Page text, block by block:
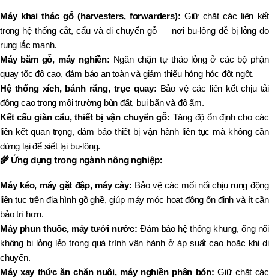
Máy khai thác gỗ (harvesters, forwarders): Giữ chặt các liên kết
trong hệ thống cắt, cẩu và di chuyển gỗ — nơi bu-lông dễ bị lỏng do
rung lắc mạnh.
Máy băm gỗ, máy nghiền: Ngăn chặn tự tháo lỏng ở các bộ phận
quay tốc độ cao, đảm bảo an toàn và giảm thiểu hỏng hóc đột ngột.
Hệ thống xích, bánh răng, trục quay: Bảo vệ các liên kết chịu tải
động cao trong môi trường bùn đất, bụi bẩn và độ ẩm.
Kết cấu giàn cẩu, thiết bị vận chuyển gỗ: Tăng độ ổn định cho các
liên kết quan trọng, đảm bảo thiết bị vận hành liên tục mà không cần
dừng lại để siết lại bu-lông.
🌾 Ứng dụng trong ngành nông nghiệp:
Máy kéo, máy gặt đập, máy cày: Bảo vệ các mối nối chịu rung động
liên tục trên địa hình gồ ghề, giúp máy móc hoạt động ổn định và ít cần
bảo trì hơn.
Máy phun thuốc, máy tưới nước: Đảm bảo hệ thống khung, ống nối
không bị lỏng lẻo trong quá trình vận hành ở áp suất cao hoặc khi di
chuyển.
Máy xay thức ăn chăn nuôi, máy nghiền phân bón: Giữ chặt các